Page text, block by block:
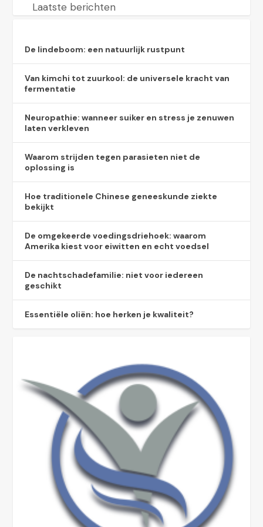
Laatste berichten
De lindeboom: een natuurlijk rustpunt
Van kimchi tot zuurkool: de universele kracht van
fermentatie
Neuropathie: wanneer suiker en stress je zenuwen
laten verkleven
Waarom strijden tegen parasieten niet de
oplossing is
Hoe traditionele Chinese geneeskunde ziekte
bekijkt
De omgekeerde voedingsdriehoek: waarom
Amerika kiest voor eiwitten en echt voedsel
De nachtschadefamilie: niet voor iedereen
geschikt
Essentiële oliën: hoe herken je kwaliteit?